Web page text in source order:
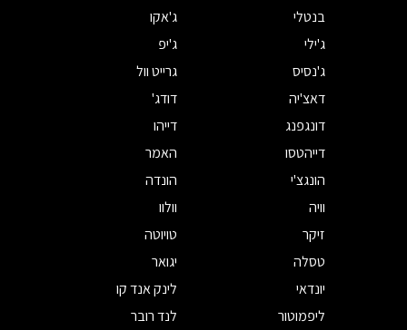
בנטלי
ג'אקו
ג'ילי
ג'יפ
ג'נסיס
גרייט וול
דאצ'יה
דודג'
דונגפנג
דייהו
דייהטסו
האמר
הונגצ'י
הונדה
וויה
וולוו
זיקר
טויוטה
טסלה
יגואר
יונדאי
לינק אנד קו
ליפמוטור
לנד רובר